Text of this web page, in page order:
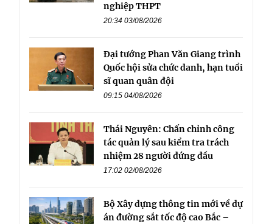
nghiệp THPT
20:34 03/08/2026
Đại tướng Phan Văn Giang trình
Quốc hội sửa chức danh, hạn tuổi
sĩ quan quân đội
09:15 04/08/2026
Thái Nguyên: Chấn chỉnh công
tác quản lý sau kiểm tra trách
nhiệm 28 người đứng đầu
17:02 02/08/2026
Bộ Xây dựng thông tin mới về dự
án đường sắt tốc độ cao Bắc –